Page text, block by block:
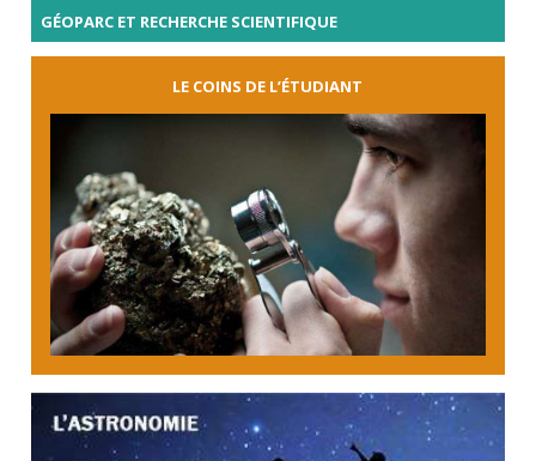
GÉOPARC ET RECHERCHE SCIENTIFIQUE
LE COINS DE L’ÉTUDIANT